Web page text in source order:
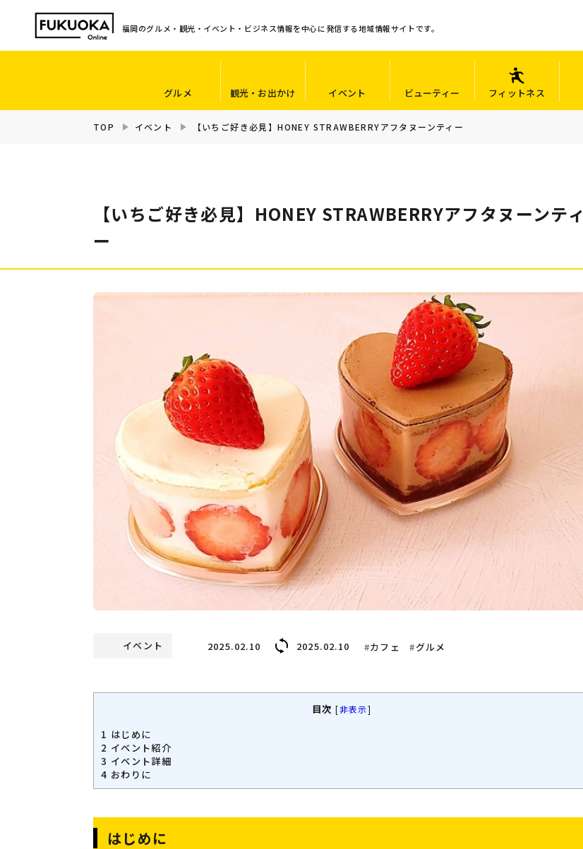
福岡のグルメ・観光・イベント・ビジネス情報を中心に発信する地域情報サイトです。
グルメ 観光・お出かけ イベント ビューティー フィットネス
TOP イベント 【いちご好き必見】HONEY STRAWBERRYアフタヌーンティー
【いちご好き必見】HONEY STRAWBERRYアフタヌーンティ
ー
イベント 2025.02.10 2025.02.10 カフェ グルメ
目次 [非表示]
1 はじめに
2 イベント紹介
3 イベント詳細
4 おわりに
はじめに